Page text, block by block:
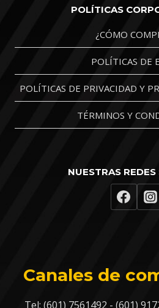
POLÍTICAS
¿CÓMO
POLÍTICAS DE
POLÍTICAS DE PRIVACIDAD Y
TÉRMINOS Y
NUESTRAS REDES
Canales de
Tel: (601) 7561492 - (601)